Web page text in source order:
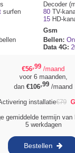
surfen
Decoder
80 TV-
15 HD-
bellen
Gsm
Bellen:
Data 4G:
€56,99 /maand
voor 6 maanden,
dan €106,99 /maand
installatie€79
gemiddelde termijn van
5 werkdagen
Bestellen